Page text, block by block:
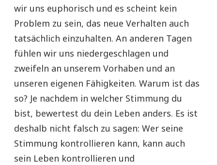
wir uns euphorisch und es scheint kein
Problem zu sein, das neue Verhalten auch
tatsächlich einzuhalten. An anderen Tagen
fühlen wir uns niedergeschlagen und
zweifeln an unserem Vorhaben und an
unseren eigenen Fähigkeiten. Warum ist das
so? Je nachdem in welcher Stimmung du
bist, bewertest du dein Leben anders. Es ist
deshalb nicht falsch zu sagen: Wer seine
Stimmung kontrollieren kann, kann auch
sein Leben kontrollieren und